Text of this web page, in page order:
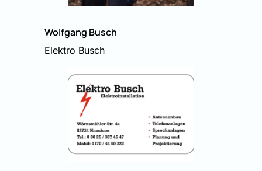
Wolfgang Busch
Elektro Busch